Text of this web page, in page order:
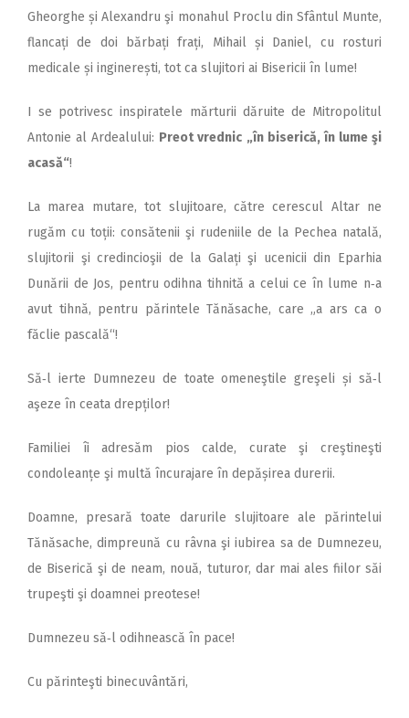
Gheorghe și Alexandru şi monahul Proclu din Sfântul Munte,
flancați de doi bărbați frați, Mihail și Daniel, cu rosturi
medicale și inginerești, tot ca slujitori ai Bisericii în lume!
I se potrivesc inspiratele mărturii dăruite de Mitropolitul
Antonie al Ardealului: Preot vrednic „în biserică, în lume şi
acasă“!
La marea mutare, tot slujitoare, către cerescul Altar ne
rugăm cu toții: consătenii şi rudeniile de la Pechea natală,
slujitorii şi credincioşii de la Galați şi ucenicii din Eparhia
Dunării de Jos, pentru odihna tihnită a celui ce în lume n‑a
avut tihnă, pentru părintele Tănăsache, care „a ars ca o
făclie pascală“!
Să‑l ierte Dumnezeu de toate omeneştile greşeli și să‑l
aşeze în ceata drepților!
Familiei îi adresăm pios calde, curate şi creştineşti
condoleanțe şi multă încurajare în depășirea durerii.
Doamne, presară toate darurile slujitoare ale părintelui
Tănăsache, dimpreună cu râvna şi iubirea sa de Dumnezeu,
de Biserică şi de neam, nouă, tuturor, dar mai ales fiilor săi
trupeşti şi doamnei preotese!
Dumnezeu să‑l odihnească în pace!
Cu părinteşti binecuvântări,